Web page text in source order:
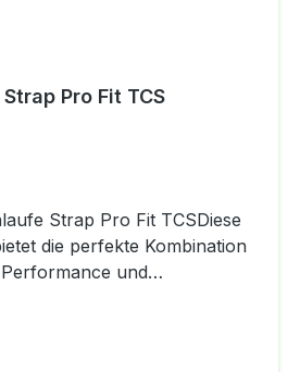
Strap Pro Fit TCS
Strap Pro Fit TCSDiese
die perfekte Kombination
und